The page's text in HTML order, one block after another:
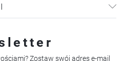
Zostaw swój adres e-mail